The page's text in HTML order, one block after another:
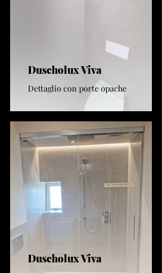
Duscholux Viva
Dettaglio con porte opache
Duscholux Viva